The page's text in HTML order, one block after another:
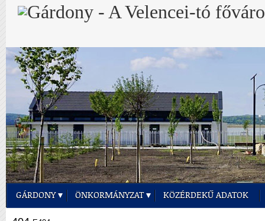
GÁRDONY ÖNKORMÁNYZAT KÖZÉRDEKŰ ADATOK